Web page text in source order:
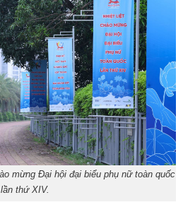
mừng Đại hội đại biểu phụ nữ toàn quốc
lần thứ XIV.